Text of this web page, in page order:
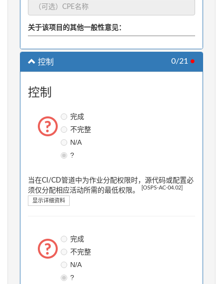
关于该项目的其他一般性意见：
控制 0/21 ●
控制
完成
不完整
N/A
?
当在CI/CD管道中为作业分配权限时，源代码或配置必
须仅分配相应活动所需的最低权限。
[OSPS-AC-04.02]
显示详细资料
完成
不完整
N/A
?